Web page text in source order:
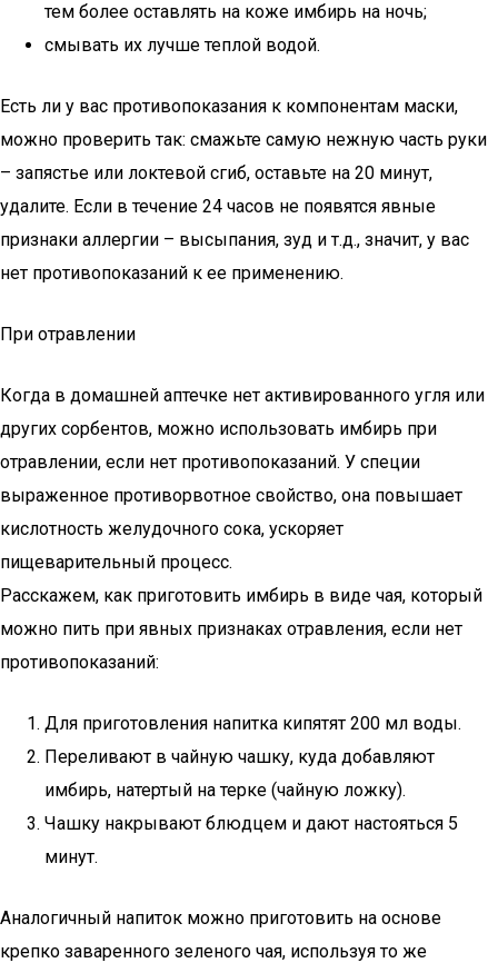
тем более оставлять на коже имбирь на ночь;
смывать их лучше теплой водой.
Есть ли у вас противопоказания к компонентам маски,
можно проверить так: смажьте самую нежную часть руки
– запястье или локтевой сгиб, оставьте на 20 минут,
удалите. Если в течение 24 часов не появятся явные
признаки аллергии – высыпания, зуд и т.д., значит, у вас
нет противопоказаний к ее применению.
При отравлении
Когда в домашней аптечке нет активированного угля или
других сорбентов, можно использовать имбирь при
отравлении, если нет противопоказаний. У специи
выраженное противорвотное свойство, она повышает
кислотность желудочного сока, ускоряет
пищеварительный процесс.
Расскажем, как приготовить имбирь в виде чая, который
можно пить при явных признаках отравления, если нет
противопоказаний:
Для приготовления напитка кипятят 200 мл воды.
Переливают в чайную чашку, куда добавляют
имбирь, натертый на терке (чайную ложку).
Чашку накрывают блюдцем и дают настояться 5
минут.
Аналогичный напиток можно приготовить на основе
крепко заваренного зеленого чая, используя то же